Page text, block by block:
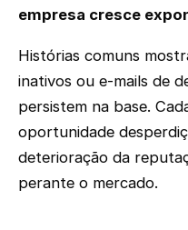
empresa cresce
Histórias comuns
inativos ou e-mails de
persistem na base.
oportunidade
deterioração da
perante o mercado.